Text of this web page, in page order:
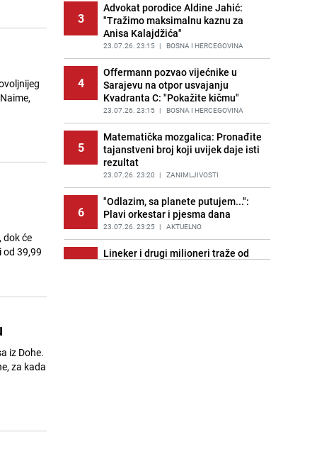
dok će
39,99
iz Dohe.
za kada
14
Kako izgleda travnjak stadiona
Koševo nakon tri koncerta Dine
Merlina
PRIJE 2 DANA | FOTO
15
Ogromna potrošnja vode u dijelu
BiH: Inspektori krenuli u kontrole,
slijede kazne
PRIJE 2 DANA | BOSNA I HERCEGOVINA
3
Advokat porodice Aldine Jahić:
"Tražimo maksimalnu kaznu za
Anisa Kalajdžića"
23.07.26. 23:15 | BOSNA I HERCEGOVINA
4
Offermann pozvao vijećnike u
Sarajevu na otpor usvajanju
Kvadranta C: "Pokažite kičmu"
23.07.26. 23:15 | BOSNA I HERCEGOVINA
5
Matematička mozgalica: Pronađite
tajanstveni broj koji uvijek daje isti
rezultat
23.07.26. 23:20 | ZANIMLJIVOSTI
6
"Odlazim, sa planete putujem...":
Plavi orkestar i pjesma dana
23.07.26. 23:25 | AKTUELNO
7
Lineker i drugi milioneri traže od